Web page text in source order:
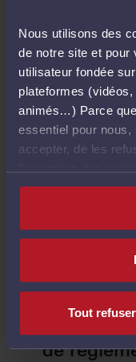
Nous utilisons des
de notre site et pour
utilisateur fondée
plateformes
animés…) Parce
essentiel pour
accepter, de les
nécessaires au
Tout
Nombre
3 H
Déroulé
de